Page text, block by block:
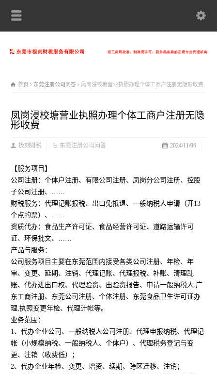
首页 东莞注册公司问答 凤岗浸校塘营业执照办理个体工商户注册无隐形收费
凤岗浸校塘营业执照办理个体工商户注册无隐
形收费
2024/11/06
极刻财税 东莞注册公司问答
【服务项目】
公司注册：个体户注册、有限公司注册、凤岗分公司注册、控股
子公司注册、……
财税服务：代理记账报税、出口免抵退、一般纳税人申请（开13
个点的票）、……
资质代办：食品生产许可证、食品经营许可证、道路运输许可
证、环保批文、……
产品与服务：
公司服务项目主要在东莞范围内接受各类公司注册、年检、年
审、变更、延期、注销、代理记账、代理报税、补账、清理乱
账、代办进出口权、代理验资、出验资报告、申请一般纳税人.广
东工商注册、东莞公司注册、个体注册、东莞食品卫生许可证办
理,执照变更年检、代理计帐等。
业务范围：
1、代办企业公司、一般纳税人公司注册、代理申报纳税、代理记
帐（小规模纳税、一般纳税人、个体户）、代理税务登记与变
更、注销（收费低）；
2、代办企业年检、变更、增资、续期、跨区迁移、注销；